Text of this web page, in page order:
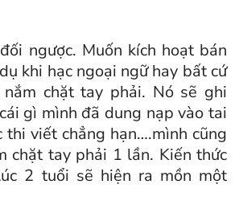
ngược. Muốn kích hoạt bán
khi hạc ngoại ngữ hay bất cứ
chặt tay phải. Nó sẽ ghi
gì mình đã dung nạp vào tai
thi viết chẳng hạn….mình cũng
chặt tay phải 1 lần. Kiến thức
2 tuổi sẽ hiện ra mồn một